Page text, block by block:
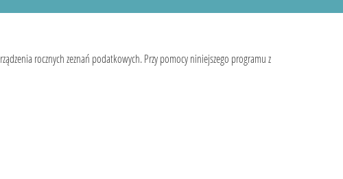
rocznych zeznań podatkowych. Przy pomocy niniejszego programu z